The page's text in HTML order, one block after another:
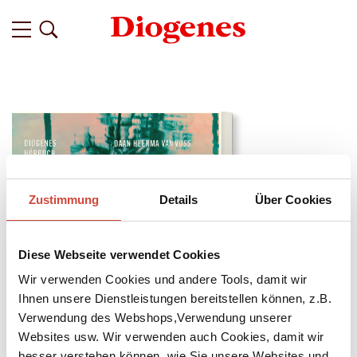
Zustimmung Details Über Cookies
Diese Webseite verwendet Cookies
Wir verwenden Cookies und andere Tools, damit wir
Ihnen unsere Dienstleistungen bereitstellen können, z.B.
Verwendung des Webshops,Verwendung unserer
Websites usw. Wir verwenden auch Cookies, damit wir
Download Bilddatei ↘